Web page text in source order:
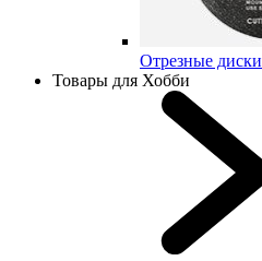
Отрезные диски
Товары для Хобби